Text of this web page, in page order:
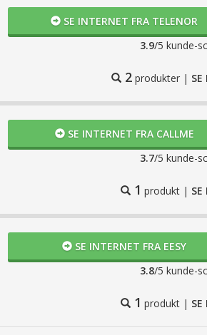
indtil nu - meget tilfreds!
Dato:06-11-2025
Stabilt og hurtigt – især med
minutter. Billigt og nemt.
SE INTERNET FRA TELENOR
3.9/5 kunde-
2produkter | SE
SE INTERNET FRA CALLME
3.7/5 kunde-
1 produkt | SE
SE INTERNET FRA EESY
3.8/5 kunde-
1 produkt | SE